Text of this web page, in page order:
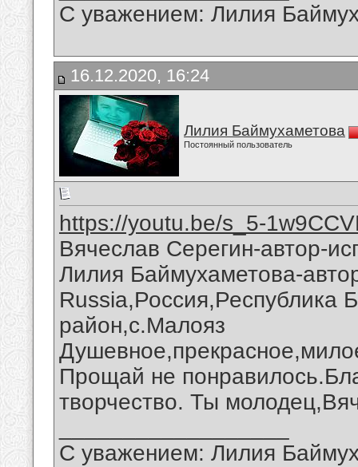
С уважением: Лилия
16.12.2020, 16:24
Лилия Баймухаметова
Постоянный пользователь
https://youtu.be/s_5-
Вячеслав Серегин-автор-
Лилия Баймухаметова-
Russia,Россия,Республика
район,с.Малояз
Прощай не
творчество. Ты
С уважением: Лилия